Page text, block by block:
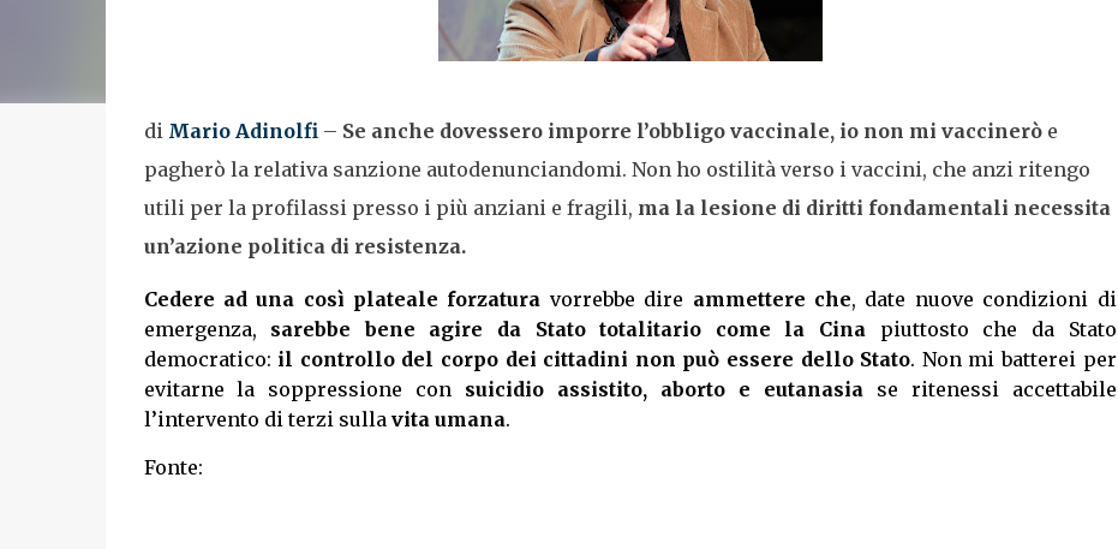
di Mario Adinolfi– Se anche dovessero imporre l’obbligo vaccinale, io non mi vaccineròe
pagherò la relativa sanzione autodenunciandomi. Non ho ostilità verso i vaccini, che anzi ritengo
utili per la profilassi presso i più anziani e fragili, ma la lesione di diritti fondamentali necessita
un’azione politica di resistenza.
Cedere ad una così plateale forzatura vorrebbe dire ammettere che, date nuove condizioni di
emergenza, sarebbe bene agire da Stato totalitario come la Cina piuttosto che da Stato
democratico: il controllo del corpo dei cittadini non può essere dello Stato. Non mi batterei per
evitarne la soppressione con suicidio assistito, aborto e eutanasiase ritenessi accettabile
l’intervento di terzi sulla vita umana.
Fonte: